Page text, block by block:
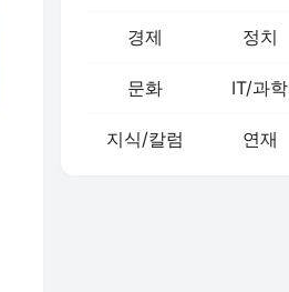
경제 정치
문화 IT/과학
지식/칼럼 연재